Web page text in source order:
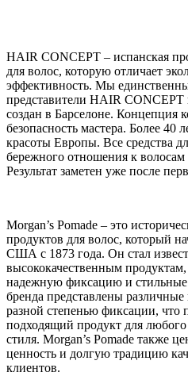
HAIR CONCEPT – испанская
для волос, которую отличает
эффективность. Мы
представители HAIR CONCEPT
создан в Барселоне. Концепция
безопасность мастера. Более 40
красоты Европы. Все средства
бережного отношения к
Результат заметен уже после
Morgan’s Pomade – это
продуктов для волос, который
США с 1873 года. Он стал
высококачественным
надежную фиксацию и стильные
бренда представлены
разной степенью фиксации, что
подходящий продукт для
стиля. Morgan’s Pomade также
ценность и долгую традицию
клиентов.